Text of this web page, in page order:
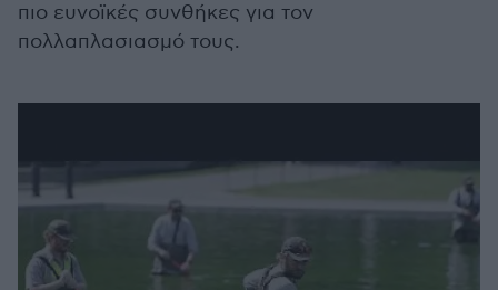
πιο ευνοϊκές συνθήκες για τον
πολλαπλασιασμό τους.